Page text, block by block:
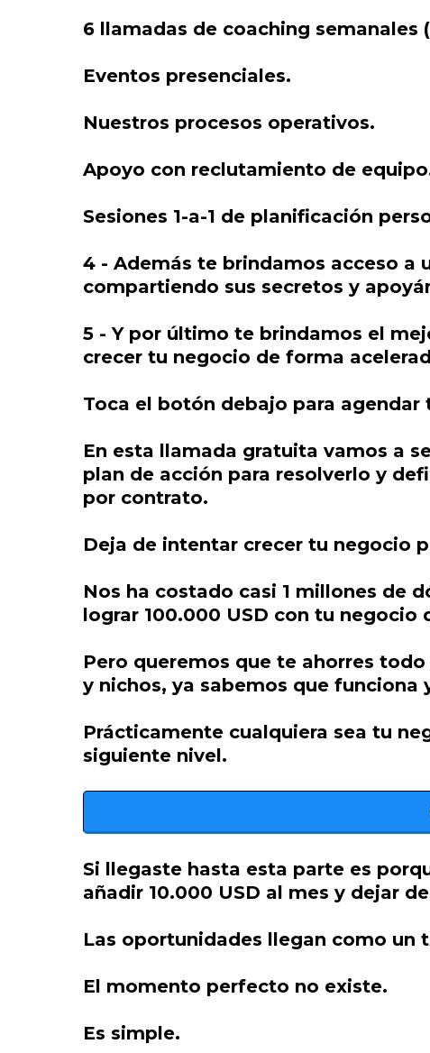
6 llamadas de coaching semanales
Eventos presenciales.
Nuestros procesos operativos.
Apoyo con reclutamiento de
Sesiones 1-a-1 de planificación
4 - Además te brindamos acceso a
compartiendo sus secretos y
5 - Y por último te brindamos el
crecer tu negocio de forma
Toca el botón debajo para
En esta llamada gratuita vamos a
plan de acción para resolverlo y
por contrato.
Deja de intentar crecer tu negocio
Nos ha costado casi 1 millones de
lograr 100.000 USD con tu
Pero queremos que te ahorres
y nichos, ya sabemos que funciona
Prácticamente cualquiera sea tu
siguiente nivel.
Si llegaste hasta esta parte es
añadir 10.000 USD al mes y dejar
Las oportunidades llegan como un
El momento perfecto no existe.
Es simple.